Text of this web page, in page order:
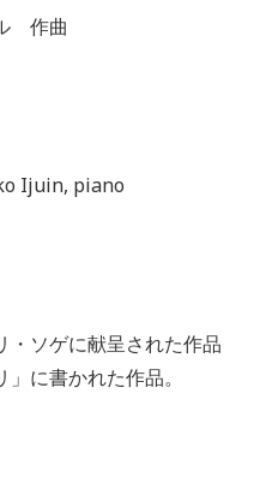
作曲
Ijuin, piano
ソゲに献呈された作品
に書かれた作品。